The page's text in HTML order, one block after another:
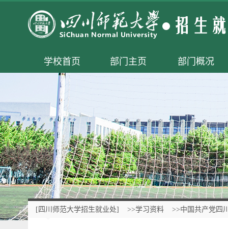
学校首页 部门主页 部门概况
[四川师范大学招生就业处] >>学习资料 >>中国共产党四